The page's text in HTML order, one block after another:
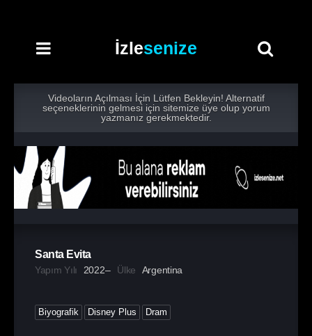
İzlesenize
Videoların Açılması İçin Lütfen Bekleyin! Alternatif
seçeneklerinin gelmesi için sitemize üye olup yorum
yazmanız gerekmektedir.
Santa Evita
Yapım Yılı 2022– Ülke Argentina
Biyografik Disney Plus Dram